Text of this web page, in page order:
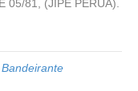
05/81, (JIPE PERUA).